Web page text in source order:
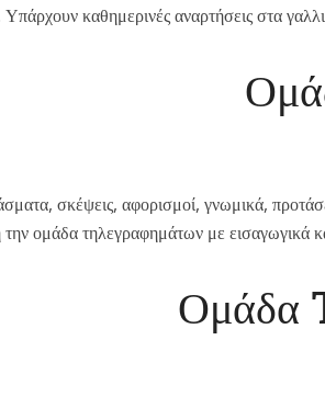
καθημερινές αναρτήσεις στα
σκέψεις, αφορισμοί, γνωμικά,
ομάδα τηλεγραφημάτων με εισαγωγικά
Ομάδα